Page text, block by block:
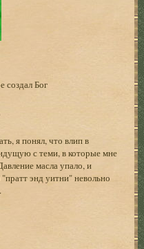
создал Бог
я понял, что влип в
с теми, в которые мне
масла упало, и
энд уитни" невольно